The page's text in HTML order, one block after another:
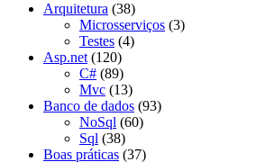
Arquitetura (38)
Microsserviços (3)
Testes (4)
Asp.net (120)
C# (89)
Mvc (13)
Banco de dados (93)
NoSql (60)
Sql (38)
Boas práticas (37)